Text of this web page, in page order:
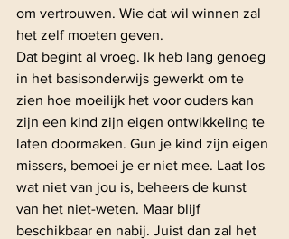
om vertrouwen. Wie dat wil winnen zal
het zelf moeten geven.
Dat begint al vroeg. Ik heb lang genoeg
in het basisonderwijs gewerkt om te
zien hoe moeilijk het voor ouders kan
zijn een kind zijn eigen ontwikkeling te
laten doormaken. Gun je kind zijn eigen
missers, bemoei je er niet mee. Laat los
wat niet van jou is, beheers de kunst
van het niet-weten. Maar blijf
beschikbaar en nabij. Juist dan zal het